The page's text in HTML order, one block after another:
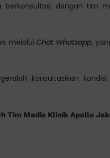
berkonsultasi dengan tim
melaluiChat Whatsapp,
konsultasikan
Tim Medis Klinik Apollo